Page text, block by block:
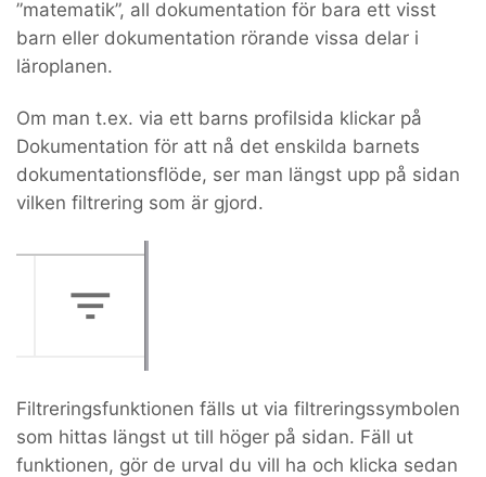
”matematik”, all dokumentation för bara ett visst
barn eller dokumentation rörande vissa delar i
läroplanen.
Om man t.ex. via ett barns profilsida klickar på
Dokumentation för att nå det enskilda barnets
dokumentationsflöde, ser man längst upp på sidan
vilken filtrering som är gjord.
Filtreringsfunktionen fälls ut via filtreringssymbolen
som hittas längst ut till höger på sidan. Fäll ut
funktionen, gör de urval du vill ha och klicka sedan